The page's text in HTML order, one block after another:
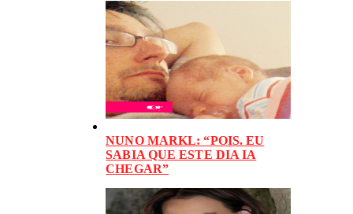
NUNO MARKL: “POIS. EU
SABIA QUE ESTE DIA IA
CHEGAR”